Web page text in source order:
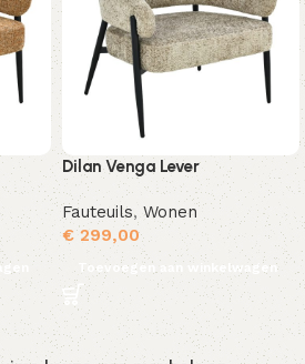
Dilan Venga Lever
Fauteuils, Wonen
€299,00
Toevoegen aan winkelwagen